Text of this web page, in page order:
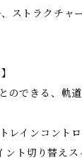
ストラクチャ
のできる、軌
レインコント
ト切り替えス